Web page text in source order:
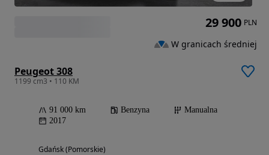
Peugeot 308
1199 cm3 • 110 KM
91 000 km Benzyna
Manualna
2017
Gdańsk (Pomorskie)
29 900 PLN
W granicach średniej